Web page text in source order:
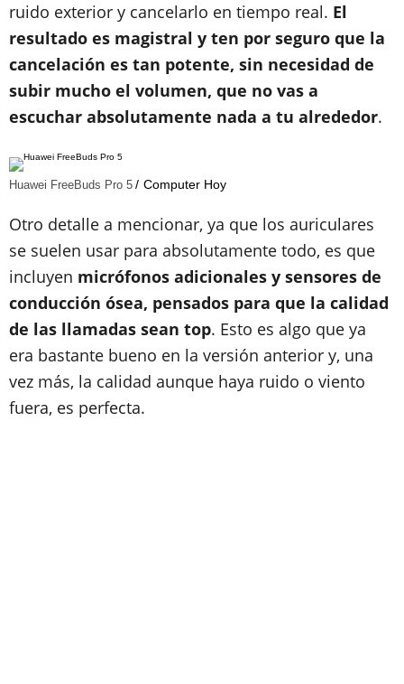
ruido exterior y cancelarlo en tiempo real. El
resultado es magistral y ten por seguro que la
cancelación es tan potente, sin necesidad de
subir mucho el volumen, que no vas a
escuchar absolutamente nada a tu alrededor.
Huawei FreeBuds Pro 5 Computer Hoy
Otro detalle a mencionar, ya que los auriculares
se suelen usar para absolutamente todo, es que
incluyen micrófonos adicionales y sensores de
conducción ósea, pensados para que la calidad
de las llamadas sean top. Esto es algo que ya
era bastante bueno en la versión anterior y, una
vez más, la calidad aunque haya ruido o viento
fuera, es perfecta.